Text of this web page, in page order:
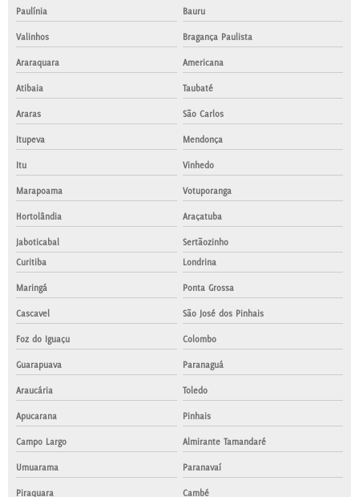
Paulínia Bauru
Valinhos Bragança Paulista
Araraquara Americana
Atibaia Taubaté
Araras São Carlos
Itupeva Mendonça
Itu Vinhedo
Marapoama Votuporanga
Hortolândia Araçatuba
Jaboticabal
Sertãozinho
Curitiba
Londrina
Maringá Ponta Grossa
Cascavel São José dos Pinhais
Foz do Iguaçu Colombo
Guarapuava Paranaguá
Araucária Toledo
Apucarana Pinhais
Campo Largo Almirante Tamandaré
Umuarama Paranavaí
Piraquara Cambé